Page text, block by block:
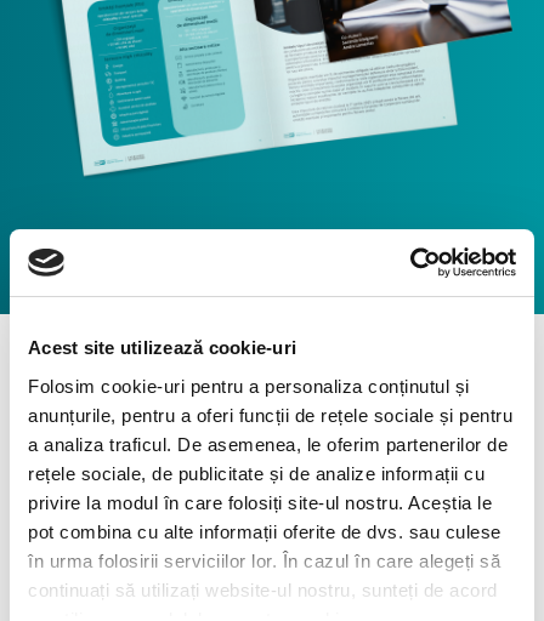
Acest site utilizează cookie-uri
Folosim cookie-uri pentru a personaliza conținutul și
anunțurile, pentru a oferi funcții de rețele sociale și pentru
a analiza traficul. De asemenea, le oferim partenerilor de
rețele sociale, de publicitate și de analize informații cu
privire la modul în care folosiți site-ul nostru. Aceștia le
pot combina cu alte informații oferite de dvs. sau culese
în urma folosirii serviciilor lor. În cazul în care alegeți să
continuați să utilizați website-ul nostru, sunteți de acord
CENTRUL DE
RESURSE
PROTECTION MATTERS PREVENTION FIRST
PROTECTION MATTERS PREVENTION FIRST